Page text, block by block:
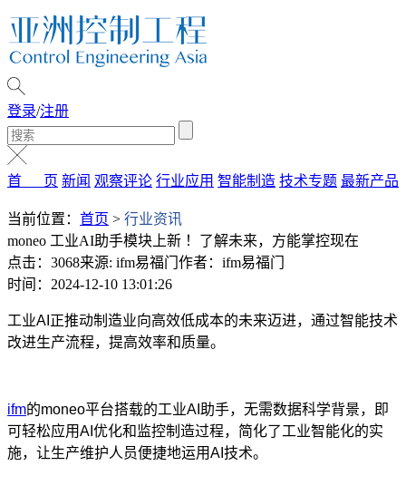
登录/注册
首 页 新闻 观察评论 行业应用 智能制造 技术专题 最新产品
当前位置： 首页 > 行业资讯
moneo 工业AI助手模块上新 ！了解未来，方能掌控现在
点击：3068来源: ifm易福门 作者：ifm易福门
时间：2024-12-10 13:01:26
工业AI正推动制造业向高效低成本的未来迈进，通过智能技术
改进生产流程，提高效率和质量。
ifm的moneo平台搭载的工业AI助手，无需数据科学背景，即
可轻松应用AI优化和监控制造过程，简化了工业智能化的实
施，让生产维护人员便捷地运用AI技术。